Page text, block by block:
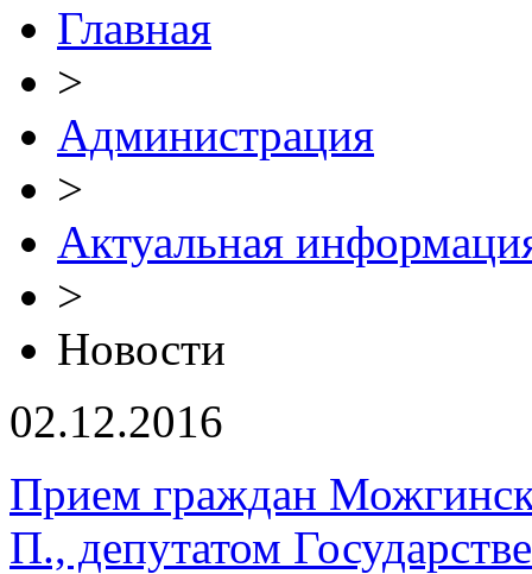
Главная
>
Администрация
>
Актуальная
>
Новости
02.12.2016
Прием граждан
П., депутатом